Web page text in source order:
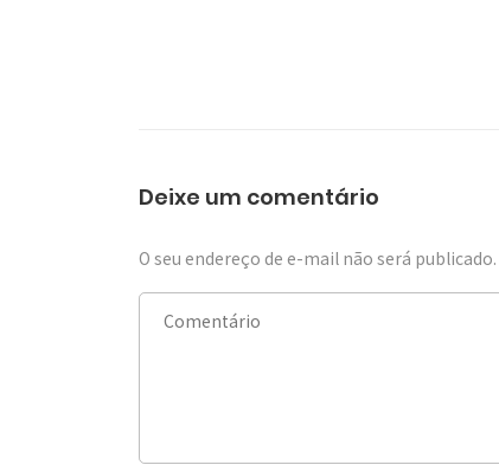
Deixe um comentário
O seu endereço de e-mail não será publicado.